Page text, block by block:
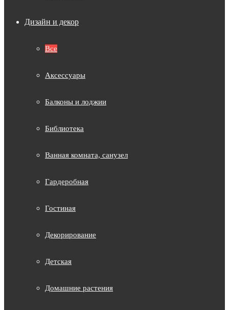
Дизайн и декор
Все
Аксессуары
Балконы и лоджии
Библиотека
Ванная комната, санузел
Гардеробная
Гостиная
Декорирование
Детская
Домашние растения